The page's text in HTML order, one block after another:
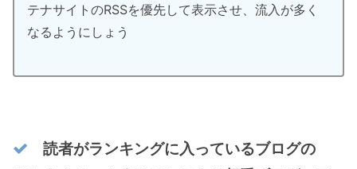
テナサイトのRSSを優先して表示させ、流入が多く
なるようにしょう
読者がランキングに入っているブログの